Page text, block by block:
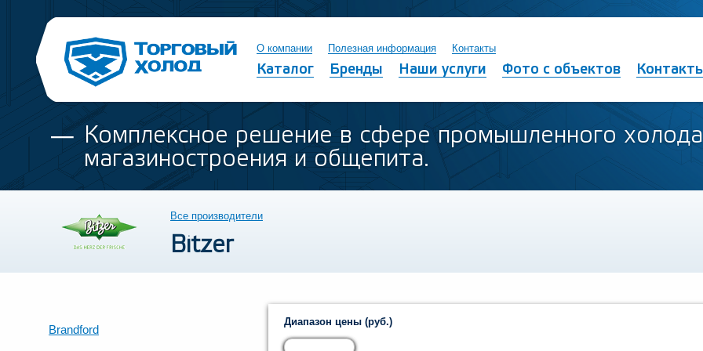
О компании Полезная информация Контакты
Каталог Бренды Наши услуги Фото с объектов
Комплексное решение в сфере промышленного
магазиностроения и общепита.
Все производители
Bitzer
Brandford
Диапазон цены (руб.)